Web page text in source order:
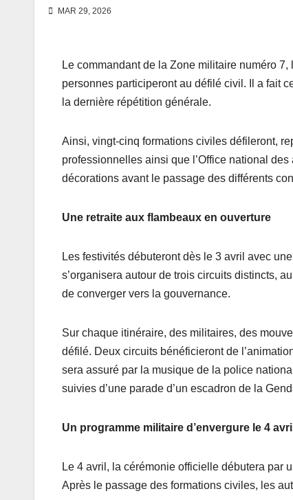
MAR 29, 2026
Le commandant de la Zone militaire numéro
personnes participeront au défilé civil. Il a fait
la dernière répétition générale.
Ainsi, vingt-cinq formations civiles défileront,
professionnelles ainsi que l’Office national
décorations avant le passage des différents
Une retraite aux flambeaux en ouverture
Les festivités débuteront dès le 3 avril avec
s’organisera autour de trois circuits distincts,
de converger vers la gouvernance.
Sur chaque itinéraire, des militaires, des
défilé. Deux circuits bénéficieront de
sera assuré par la musique de la police
suivies d’une parade d’un escadron de la
Un programme militaire d’envergure le 4 avril
Le 4 avril, la cérémonie officielle débutera par
Après le passage des formations civiles, les